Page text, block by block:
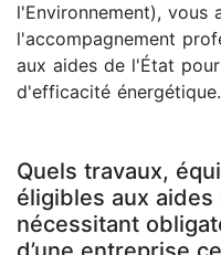
l'Environnement), vous
l'accompagnement
aux aides de l'État
d'efficacité énergétique.
Quels travaux,
éligibles aux
nécessitant